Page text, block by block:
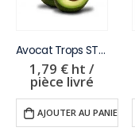
Avocat Trops STD – P
1,79 € ht /
pièce livré
AJOUTER AU PANIER